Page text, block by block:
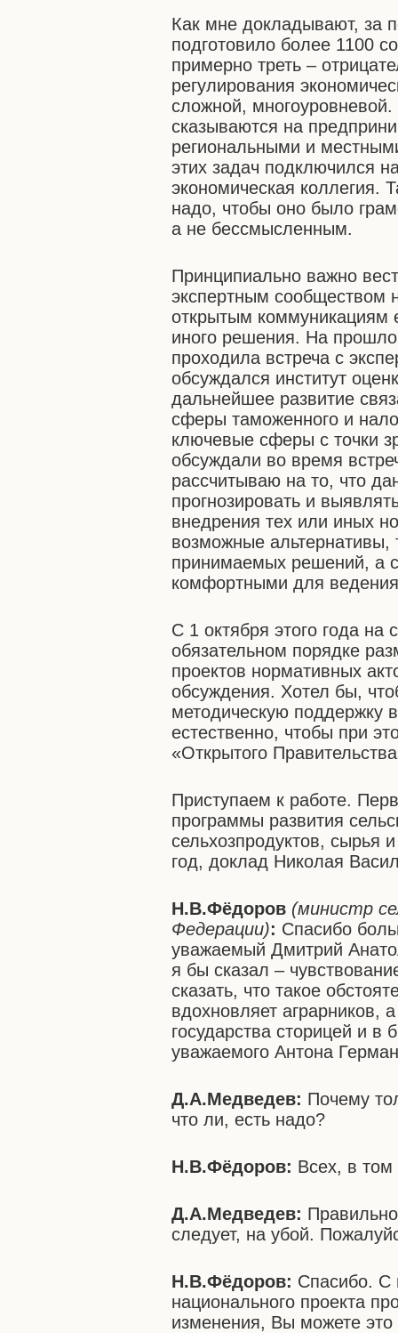
Как мне докладывают, за
подготовило более 1100
примерно треть –
регулирования
сложной,
сказываются на
региональными и
этих задач подключился
экономическая коллегия.
надо, чтобы оно было
а не бессмысленным.
Принципиально важно
экспертным сообществом
открытым коммуникациям
иного решения. На
проходила встреча с
обсуждался институт
дальнейшее развитие
сферы таможенного и
ключевые сферы с точки
обсуждали во время
рассчитываю на то, что
прогнозировать и
внедрения тех или иных
возможные
принимаемых решений, а
комфортными для
С 1 октября этого года
обязательном порядке
проектов нормативных
обсуждения. Хотел бы,
методическую поддержку
естественно, чтобы при
«Открытого
Приступаем к работе.
программы развития
сельхозпродуктов, сырья
год, доклад Николая
Н.В.Фёдоров (министр
Федерации): Спасибо
уважаемый Дмитрий
я бы сказал –
сказать, что такое
вдохновляет аграрников,
государства сторицей и
уважаемого Антона
Д.А.Медведев: Почему
что ли, есть надо?
Н.В.Фёдоров: Всех, в том
Д.А.Медведев:
следует, на убой.
Н.В.Фёдоров: Спасибо. С
национального проекта
изменения, Вы можете